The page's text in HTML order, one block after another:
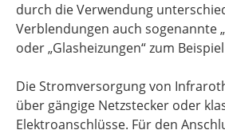
durch die Verwendung
Verblendungen auch sogenannte
oder „Glasheizungen“ zum
Die Stromversorgung von
über gängige Netzstecker oder
Elektroanschlüsse. Für den